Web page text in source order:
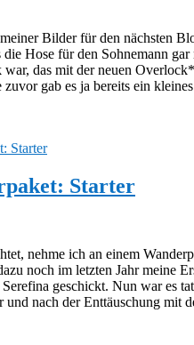
Bilder für den nächsten
Hose für den Sohnemann gar
war, das mit der neuen
gab es ja bereits ein
Starter
nehme ich an einem
noch im letzten Jahr meine
geschickt. Nun war es
und nach der Enttäuschung mit